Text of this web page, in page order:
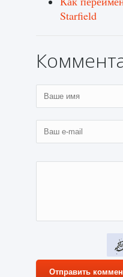
Starfield
Отправить